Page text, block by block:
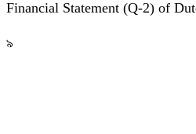
Financial Statement (Q-2) of
৯